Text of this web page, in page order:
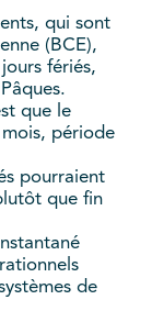
qui sont
(BCE),
fériés,
que le
période
pourraient
que fin
de